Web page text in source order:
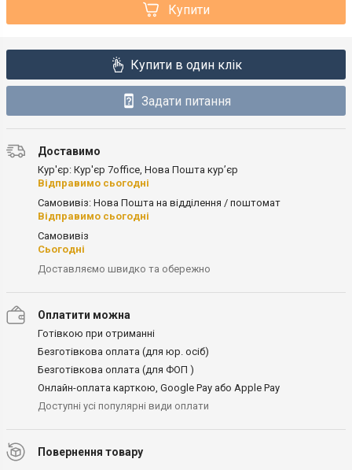
Купити
Купити в один клік
Задати питання
Доставимо
Кур'єр: Кур'єр 7office, Нова Пошта кур’єр
Відправимо сьогодні
Самовивіз: Нова Пошта на відділення / поштомат
Відправимо сьогодні
Самовивіз
Сьогодні
Доставляємо швидко та обережно
Оплатити можна
Готівкою при отриманні
Безготівкова оплата (для юр. осіб)
Безготівкова оплата (для ФОП )
Онлайн-оплата карткою, Google Pay або Apple Pay
Доступні усі популярні види оплати
Повернення товару